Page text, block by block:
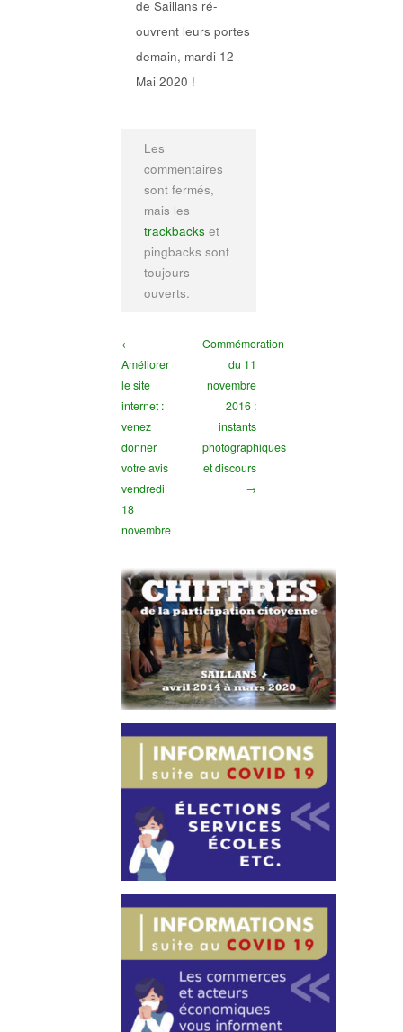
de Saillans ré-
ouvrent leurs portes
demain, mardi 12
Mai 2020 !
Les
commentaires
sont fermés,
mais les
trackbacks et
pingbacks sont
toujours
ouverts.
←
Améliorer
le site
internet :
venez
donner
votre avis
vendredi
18
novembre
Commémoration
du 11
novembre
2016 :
instants
photographiques
et discours
→